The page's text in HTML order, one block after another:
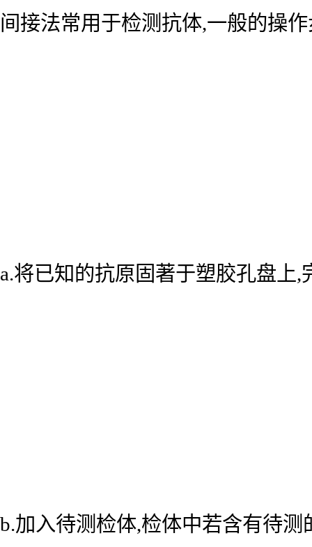
间接法常用于检测抗体,一般的操
a.将已知的抗原固著于塑胶孔盘上
b.加入待测检体,检体中若含有待